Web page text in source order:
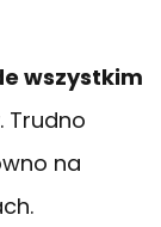
wszystkim
Trudno
na